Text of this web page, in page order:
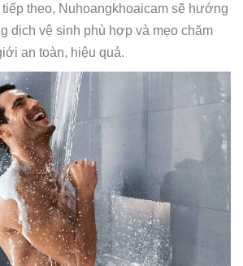
theo, Nuhoangkhoaicam sẽ hướng
dịch vệ sinh phù hợp và mẹo chăm
an toàn, hiệu quả.